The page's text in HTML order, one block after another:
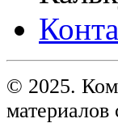
© 2025.
материалов